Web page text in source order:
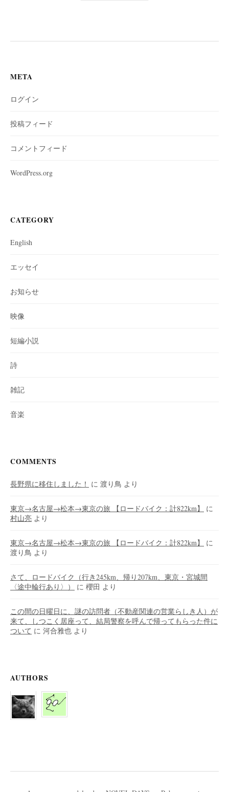
META
ログイン
投稿フィード
コメントフィード
WordPress.org
CATEGORY
English
エッセイ
お知らせ
映像
短編小説
詩
雑記
音楽
COMMENTS
長野県に移住しました！ に 渡り鳥 より
東京→名古屋→松本→東京の旅 【ロードバイク：計822km】
に
村山亮 より
東京→名古屋→松本→東京の旅 【ロードバイク：計822km】
に
渡り鳥 より
さて、ロードバイク（行き245km、帰り207km、東京・宮城間
〈途中輪行あり〉）
に 櫻田 より
この間の日曜日に、謎の訪問者（不動産関連の営業らしき人）が
来て、しつこく居座って、結局警察を呼んで帰ってもらった件に
ついて に 河合雅也 より
AUTHORS